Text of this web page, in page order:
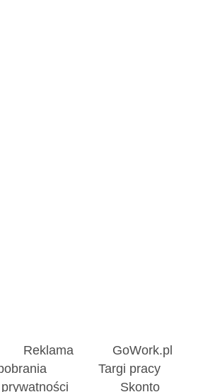
Reklama
GoWork.pl
Targi pracy
Skonto